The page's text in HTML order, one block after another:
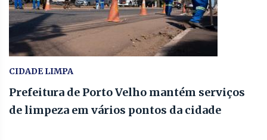
CIDADE LIMPA
Prefeitura de Porto Velho mantém serviços
de limpeza em vários pontos da cidade